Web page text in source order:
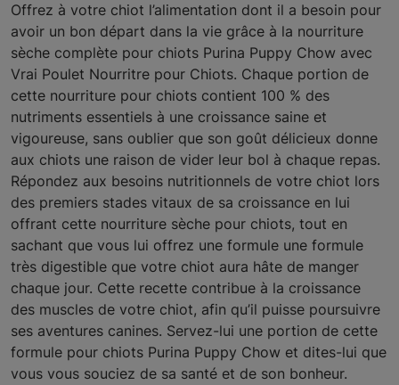
Offrez à votre chiot l’alimentation dont il a besoin pour
avoir un bon départ dans la vie grâce à la nourriture
sèche complète pour chiots Purina Puppy Chow avec
Vrai Poulet Nourritre pour Chiots. Chaque portion de
cette nourriture pour chiots contient 100 % des
nutriments essentiels à une croissance saine et
vigoureuse, sans oublier que son goût délicieux donne
aux chiots une raison de vider leur bol à chaque repas.
Répondez aux besoins nutritionnels de votre chiot lors
des premiers stades vitaux de sa croissance en lui
offrant cette nourriture sèche pour chiots, tout en
sachant que vous lui offrez une formule une formule
très digestible que votre chiot aura hâte de manger
chaque jour. Cette recette contribue à la croissance
des muscles de votre chiot, afin qu’il puisse poursuivre
ses aventures canines. Servez-lui une portion de cette
formule pour chiots Purina Puppy Chow et dites-lui que
vous vous souciez de sa santé et de son bonheur.